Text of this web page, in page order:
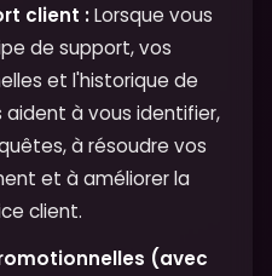
client :Lorsque vous
de support, vos
et l'historique de
à vous identifier,
à résoudre vos
et à améliorer la
client.
(avec